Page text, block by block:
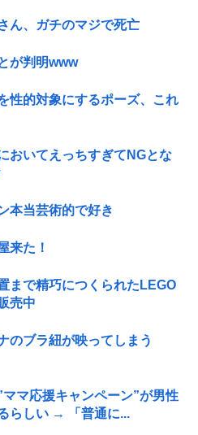
ん、ガチのマジで死亡
が判明www
性的対象にするポーズ、これ
おいてえっちすぎてNGとな
本当芸術的で好き
来た！
まで精巧につくられたLEGO
売中
のブラ紐が映ってしまう
ママ応援キャンペーン”が男性
らしい → 「普通に...